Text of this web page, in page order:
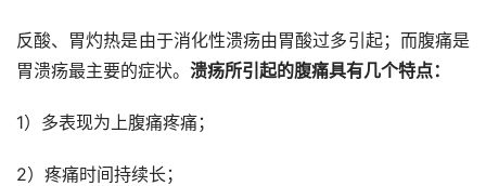
反酸、胃灼热是由于消化性溃疡由胃酸过多引起；而腹痛是
胃溃疡最主要的症状。 溃疡所引起的腹痛具有几个特点：
1）多表现为上腹痛疼痛；
2）疼痛时间持续长；